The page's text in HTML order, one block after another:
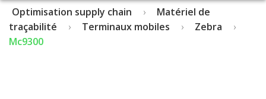
Optimisation supply chain
Matériel de
traçabilité
Terminaux mobiles
Zebra
Mc9300